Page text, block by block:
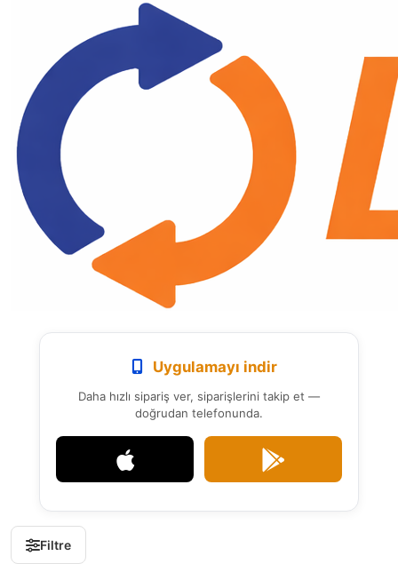
Uygulamayı indir
Daha hızlı sipariş ver, siparişlerini takip et —
doğrudan telefonunda.
Filtre